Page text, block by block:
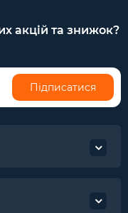
акцій та знижок?
Підписатися